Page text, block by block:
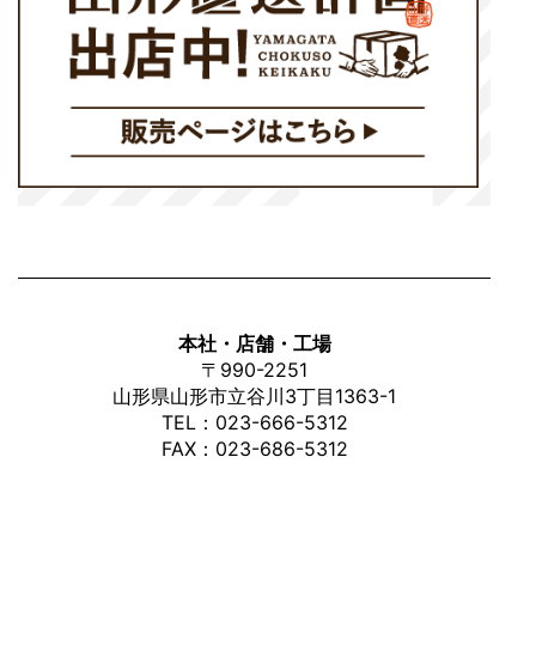
本社・店舗・工場
〒 990-2251
山形県山形市立谷川3丁目1363-1
TEL： 023-666-5312
FAX：023-686-5312